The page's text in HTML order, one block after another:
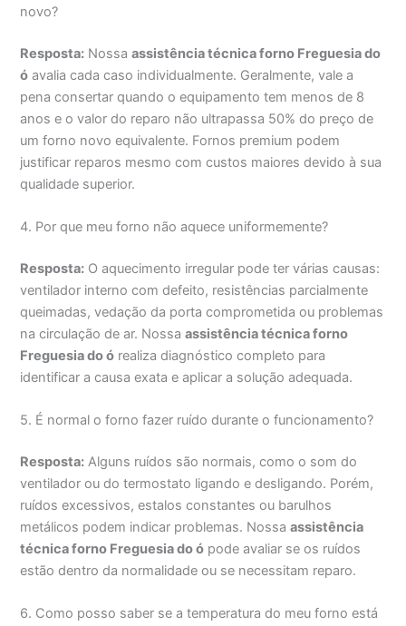
novo?
Resposta: Nossaassistência técnica forno Freguesia do
ó avalia cada caso individualmente. Geralmente, vale a
pena consertar quando o equipamento tem menos de 8
anos e o valor do reparo não ultrapassa 50% do preço de
um forno novo equivalente. Fornos premium podem
justificar reparos mesmo com custos maiores devido à sua
qualidade superior.
4. Por que meu forno não aquece uniformemente?
Resposta: O aquecimento irregular pode ter várias causas:
ventilador interno com defeito, resistências parcialmente
queimadas, vedação da porta comprometida ou problemas
na circulação de ar. Nossaassistência técnica forno
Freguesia do ó realiza diagnóstico completo para
identificar a causa exata e aplicar a solução adequada.
5. É normal o forno fazer ruído durante o funcionamento?
Resposta: Alguns ruídos são normais, como o som do
ventilador ou do termostato ligando e desligando. Porém,
ruídos excessivos, estalos constantes ou barulhos
metálicos podem indicar problemas. Nossaassistência
técnica forno Freguesia do ó pode avaliar se os ruídos
estão dentro da normalidade ou se necessitam reparo.
6. Como posso saber se a temperatura do meu forno está